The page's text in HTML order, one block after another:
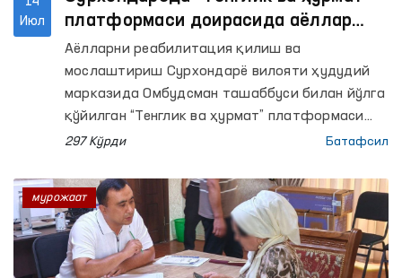
Июл
платформаси доирасида аёллар
мурожаатлари бўйича амалий
чоралар кўрилди
Аёлларни реабилитация қилиш ва
мослаштириш Сурхондарё вилояти ҳудудий
марказида Омбудсман ташаббуси билан йўлга
қўйилган “Тенглик ва ҳурмат” платформаси
доирасида “Ҳуқуқий ёрдам автобуси” тадбири
297 Кўрди Батафсил
мурожаат